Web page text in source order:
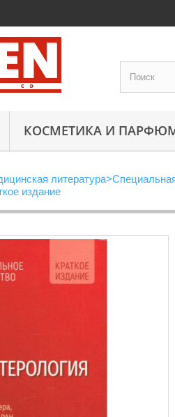
КОСМЕТИКА И
литература>
издание